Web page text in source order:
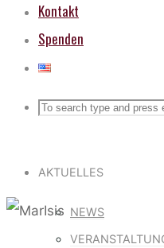
Kontakt
Spenden
Search
Search
AKTUELLES
NEWS